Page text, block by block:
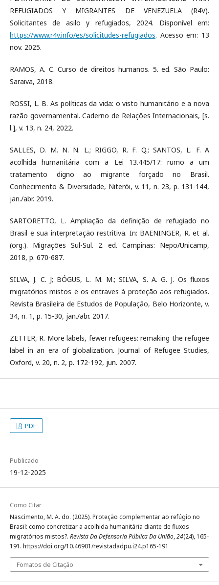
REFUGIADOS Y MIGRANTES DE VENEZUELA (R4V).
Solicitantes de asilo y refugiados, 2024. Disponível em:
https://www.r4v.info/es/solicitudes-refugiados. Acesso em: 13
nov. 2025.
RAMOS, A. C. Curso de direitos humanos. 5. ed. São Paulo:
Saraiva, 2018.
ROSSI, L. B. As políticas da vida: o visto humanitário e a nova
razão governamental. Caderno de Relações Internacionais, [s.
l.], v. 13, n. 24, 2022.
SALLES, D. M. N. N. L.; RIGGO, R. F. Q.; SANTOS, L. F. A
acolhida humanitária com a Lei 13.445/17: rumo a um
tratamento digno ao migrante forçado no Brasil.
Conhecimento & Diversidade, Niterói, v. 11, n. 23, p. 131-144,
jan./abr. 2019.
SARTORETTO, L. Ampliação da definição de refugiado no
Brasil e sua interpretação restritiva. In: BAENINGER, R. et al.
(org.). Migrações Sul-Sul. 2. ed. Campinas: Nepo/Unicamp,
2018, p. 670-687.
SILVA, J. C. J; BÓGUS, L. M. M.; SILVA, S. A. G. J. Os fluxos
migratórios mistos e os entraves à proteção aos refugiados.
Revista Brasileira de Estudos de População, Belo Horizonte, v.
34, n. 1, p. 15-30, jan./abr. 2017.
ZETTER, R. More labels, fewer refugees: remaking the refugee
label in an era of globalization. Journal of Refugee Studies,
Oxford, v. 20, n. 2, p. 172-192, jun. 2007.
PDF
Publicado
19-12-2025
Como Citar
Nascimento, M. A. do. (2025). Proteção complementar ao refúgio no
Brasil: como concretizar a acolhida humanitária diante de fluxos
migratórios mistos?. Revista Da Defensoria Pública Da União,24(24), 165-
191. https://doi.org/10.46901/revistadadpu.i24.p165-191
Fomatos de Citação